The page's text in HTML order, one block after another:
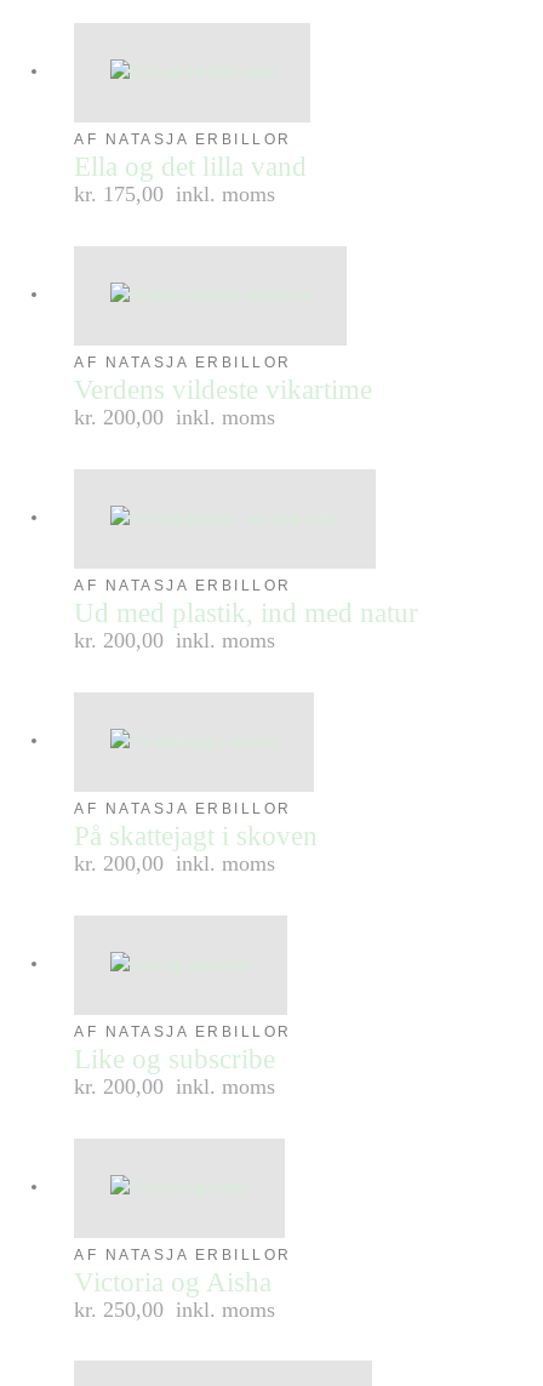
AF NATASJA ERBILLOR
Ella og det lilla vand
kr. 175,00 inkl. moms
AF NATASJA ERBILLOR
Verdens vildeste vikartime
kr. 200,00 inkl. moms
AF NATASJA ERBILLOR
Ud med plastik, ind med natur
kr. 200,00 inkl. moms
AF NATASJA ERBILLOR
På skattejagt i skoven
kr. 200,00 inkl. moms
AF NATASJA ERBILLOR
Like og subscribe
kr. 200,00 inkl. moms
AF NATASJA ERBILLOR
Victoria og Aisha
kr. 250,00 inkl. moms